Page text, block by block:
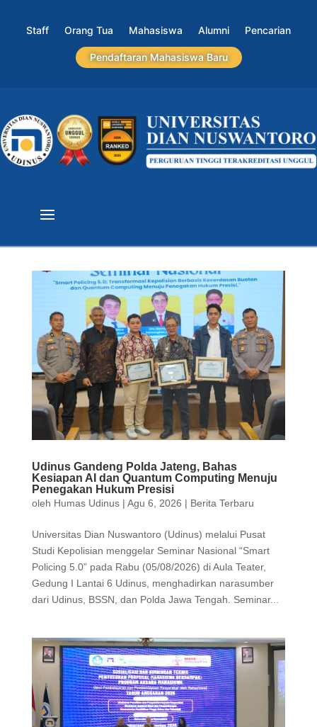
Staff Orang Tua Mahasiswa Alumni Pencarian
Pendaftaran Mahasiswa Baru
Udinus Gandeng Polda Jateng, Bahas
Kesiapan AI dan Quantum Computing Menuju
Penegakan Hukum Presisi
oleh Humas Udinus| Agu 6, 2026 | Berita Terbaru
Universitas Dian Nuswantoro (Udinus) melalui Pusat
Studi Kepolisian menggelar Seminar Nasional “Smart
Policing 5.0” pada Rabu (05/08/2026) di Aula Teater,
Gedung I Lantai 6 Udinus, menghadirkan narasumber
dari Udinus, BSSN, dan Polda Jawa Tengah. Seminar...